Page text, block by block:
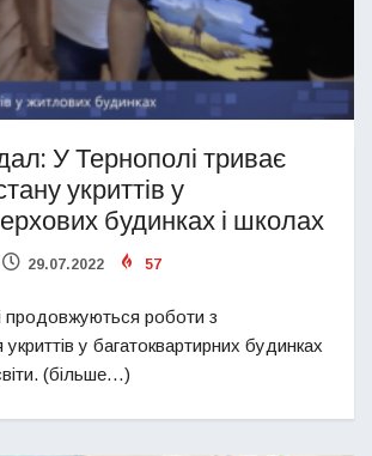
У Тернополі триває
укриттів у
будинках і школах
29.07.2022 57
продовжуються роботи з
у багатоквартирних будинках
(більше…)